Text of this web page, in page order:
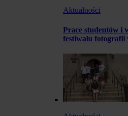
Aktualności
Prace studentów i
festiwalu fotografii